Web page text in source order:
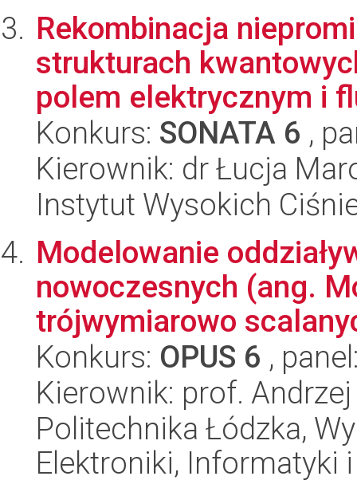
Rekombinacja
strukturach
polem elektrycznym i
Konkurs: SONATA 6 ,
Kierownik: dr Łucja
Instytut Wysokich
Modelowanie
nowoczesnych (ang.
trójwymiarowo
Konkurs: OPUS 6 ,
Kierownik: prof.
Politechnika Łódzka,
Elektroniki, Informatyki